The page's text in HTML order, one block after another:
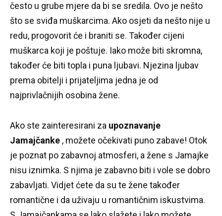
često u grube mjere da bi se sredila. Ovo je nešto
što se sviđa muškarcima. Ako osjeti da nešto nije u
redu, progovorit će i braniti se. Također cijeni
muškarca koji je poštuje. Iako može biti skromna,
također će biti topla i puna ljubavi. Njezina ljubav
prema obitelji i prijateljima jedna je od
najprivlačnijih osobina žene.
Ako ste zainteresirani za upoznavanje
Jamajčanke , možete očekivati ​​puno zabave! Otok
je poznat po zabavnoj atmosferi, a žene s Jamajke
nisu iznimka. S njima je zabavno biti i vole se dobro
zabavljati. Vidjet ćete da su te žene također
romantične i da uživaju u romantičnim iskustvima.